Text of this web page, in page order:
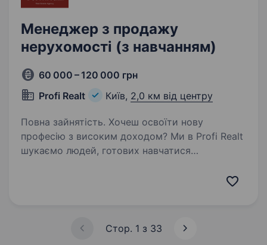
Менеджер з продажу
нерухомості (з навчанням)
60 000 – 120 000 грн
Profi Realt
Київ, 2,0 км від центру
Повна зайнятість. Хочеш освоїти нову
професію з високим доходом? Ми в Profi Realt
шукаємо людей, готових навчатися
вакансія — це шанс підвищити свою якість
Стор. 1 з 33